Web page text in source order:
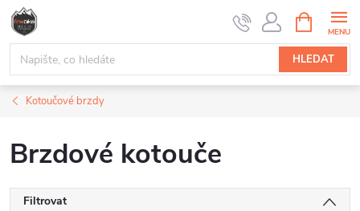
Přejít
obsah
HLEDAT
NÁKUPNÍ
KOŠÍK
Kotoučové brzdy
Brzdové kotouče
Filtrovat